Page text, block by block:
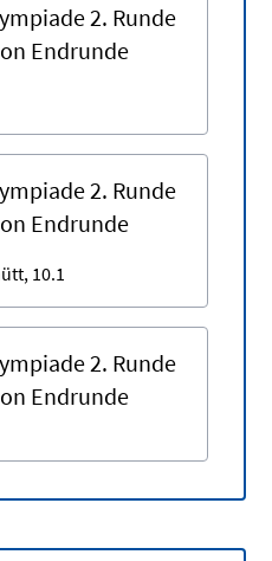
2. Runde
Endrunde
2. Runde
Endrunde
10.1
2. Runde
Endrunde